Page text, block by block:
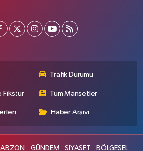
Trafik Durumu
Fikstür Tüm Manşetler
Haber Arşivi
GÜNDEM SİYASET BÖLGESEL